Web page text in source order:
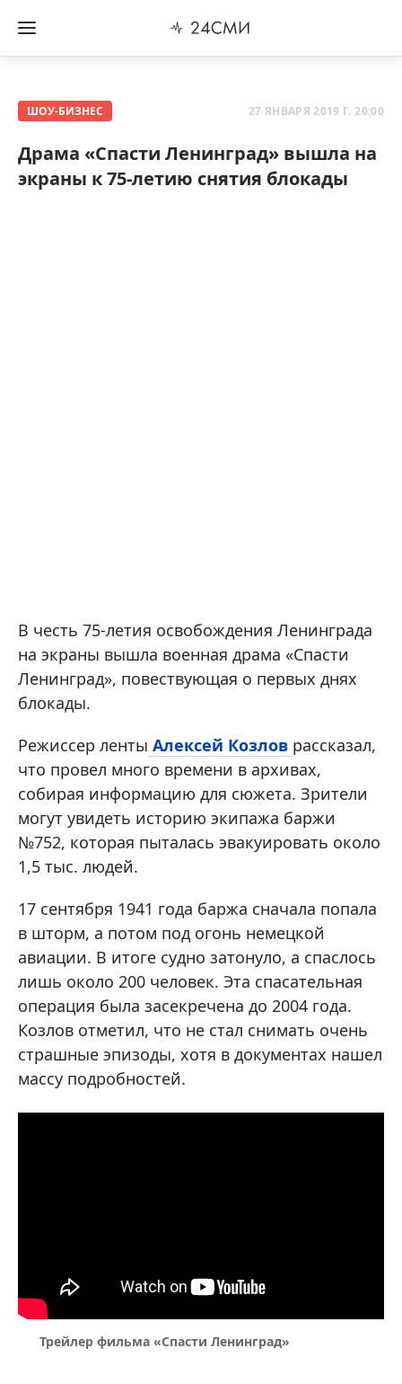
ШОУ-БИЗНЕС 27 ЯНВАРЯ 2019 Г. 20:00
Драма «Спасти Ленинград» вышла на
экраны к 75-летию снятия блокады
В честь 75-летия освобождения Ленинграда
на экраны вышла военная драма «Спасти
Ленинград», повествующая о первых днях
блокады.
Режиссер ленты Алексей Козлов рассказал,
что провел много времени в архивах,
собирая информацию для сюжета. Зрители
могут увидеть историю экипажа баржи
№752, которая пыталась эвакуировать около
1,5 тыс. людей.
17 сентября 1941 года баржа сначала попала
в шторм, а потом под огонь немецкой
авиации. В итоге судно затонуло, а спаслось
лишь около 200 человек. Эта спасательная
операция была засекречена до 2004 года.
Козлов отметил, что не стал снимать очень
страшные эпизоды, хотя в документах нашел
массу подробностей.
Трейлер фильма «Спасти Ленинград»